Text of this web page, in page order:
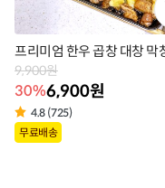
프리미엄 한우 곱창 대창 막
9,900원
30%6,900원
4.8 (725)
상
무료배송